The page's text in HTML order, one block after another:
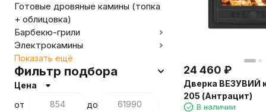
24 460 ₽
Дверка ВЕЗУВИЙ
205 (Антрацит)
В наличии
Готовые дровяные камины (топка
+ облицовка)
Барбекю-грили
Электрокамины
Показать ещё
Фильтр подбора
Цена
от
до